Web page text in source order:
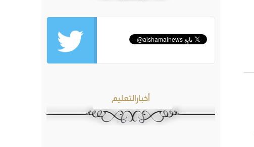
أخبارالتعليم